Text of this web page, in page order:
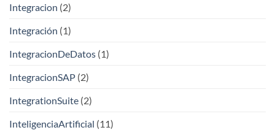
Integracion (2)
Integración (1)
IntegracionDeDatos (1)
IntegracionSAP (2)
IntegrationSuite (2)
InteligenciaArtificial (11)